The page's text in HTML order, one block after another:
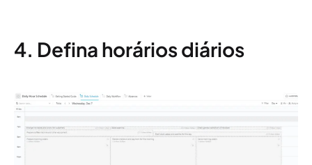
4. Defina horários diários